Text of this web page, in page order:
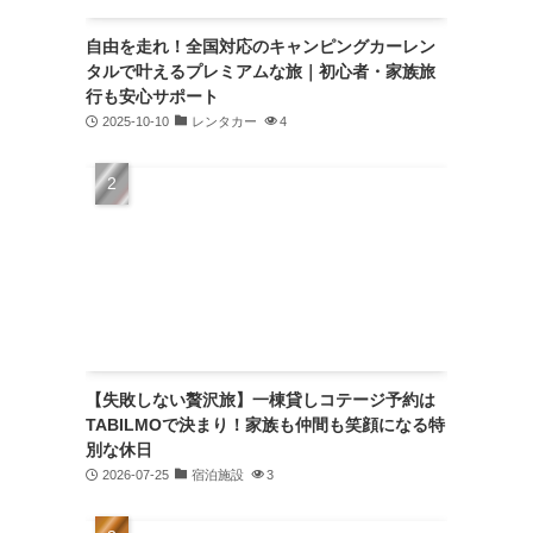
自由を走れ！全国対応のキャンピングカーレン
タルで叶えるプレミアムな旅｜初心者・家族旅
行も安心サポート
2025-10-10 レンタカー 4
【失敗しない贅沢旅】一棟貸しコテージ予約は
TABILMOで決まり！家族も仲間も笑顔になる特
別な休日
2026-07-25 宿泊施設 3